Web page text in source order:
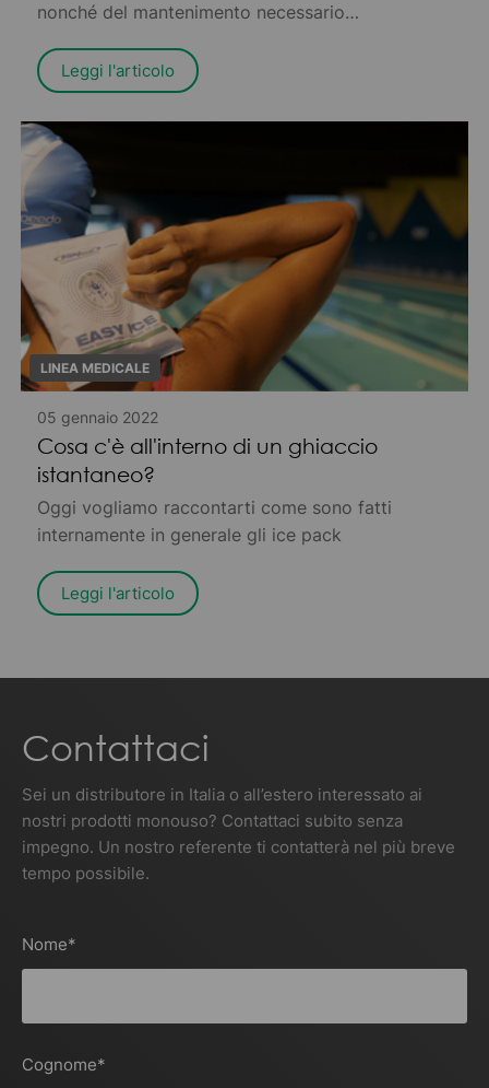
nonché del mantenimento necessario
Leggi l'articolo
LINEA MEDICALE
05 gennaio 2022
Cosa c'è all'interno di un ghiaccio
istantaneo?
Oggi vogliamo raccontarti come sono fatti
internamente in generale gli ice pack
Leggi l'articolo
Contattaci
Sei un distributore in Italia o all’estero interessato ai
nostri prodotti monouso? Contattaci subito senza
impegno. Un nostro referente ti contatterà nel più breve
tempo possibile.
Nome*
Cognome*